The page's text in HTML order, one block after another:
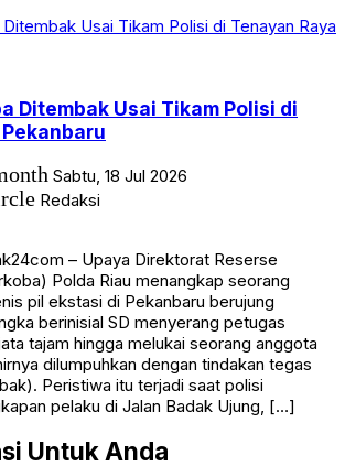
Ditembak Usai Tikam Polisi di
Sabtu, 18 Jul 2026
Redaksi
– Upaya Direktorat Reserse
Polda Riau menangkap seorang
pil ekstasi di Pekanbaru berujung
berinisial SD menyerang petugas
tajam hingga melukai seorang anggota
dilumpuhkan dengan tindakan tegas
Peristiwa itu terjadi saat polisi
pelaku di Jalan Badak Ujung, […]
Untuk Anda